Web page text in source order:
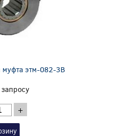
муфта этм-082-3В
+